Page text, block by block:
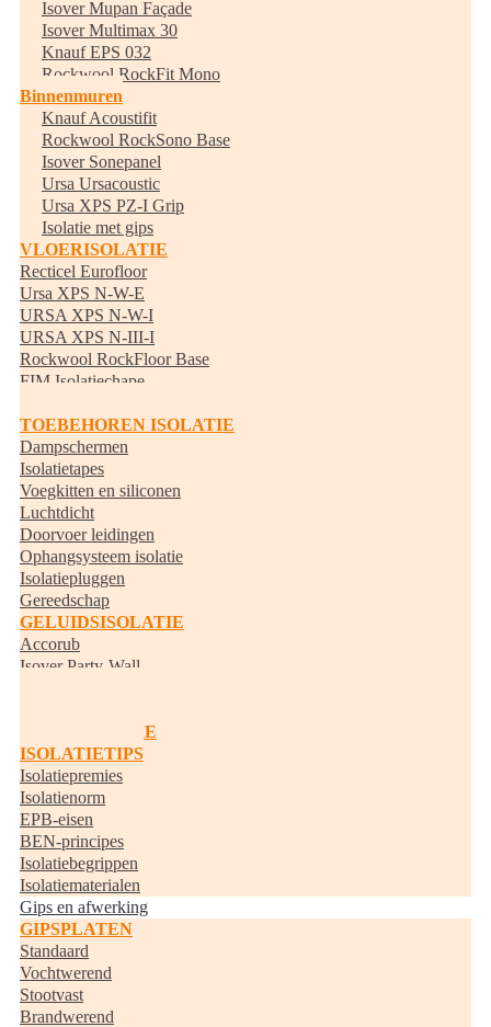
Isover Mupan Façade
Isover Multimax 30
Knauf EPS 032
Rockwool RockFit Mono
Binnenmuren
Knauf Acoustifit
Rockwool RockSono Base
Isover Sonepanel
Ursa Ursacoustic
Ursa XPS PZ-I Grip
Isolatie met gips
VLOERISOLATIE
Recticel Eurofloor
Ursa XPS N-W-E
URSA XPS N-W-I
URSA XPS N-III-I
Rockwool RockFloor Base
FIM Isolatiechape
TOEBEHOREN ISOLATIE
Dampschermen
Isolatietapes
Voegkitten en siliconen
Luchtdicht
Doorvoer leidingen
Ophangsysteem isolatie
Isolatiepluggen
Gereedschap
GELUIDSISOLATIE
Accorub
Isover Party-Wall
RANDISOLATIE
ISOLATIETIPS
Isolatiepremies
Isolatienorm
EPB-eisen
BEN-principes
Isolatiebegrippen
Isolatiematerialen
Gips en afwerking
GIPSPLATEN
Standaard
Vochtwerend
Stootvast
Brandwerend